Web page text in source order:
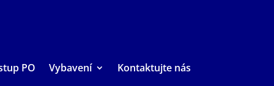
PO Vybavení Kontaktujte nás